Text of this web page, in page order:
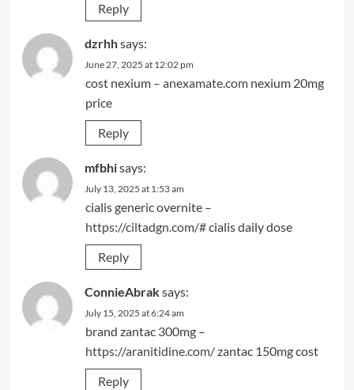
Reply
dzrhhsays:
June 27, 2025 at 12:02 pm
cost nexium – anexamate.comnexium 20mg
price
Reply
mfbhisays:
July 13, 2025 at 1:53 am
cialis generic overnite –
https://ciltadgn.com/#cialis daily dose
Reply
ConnieAbraksays:
July 15, 2025 at 6:24 am
brand zantac 300mg –
https://aranitidine.com/zantac 150mg cost
Reply